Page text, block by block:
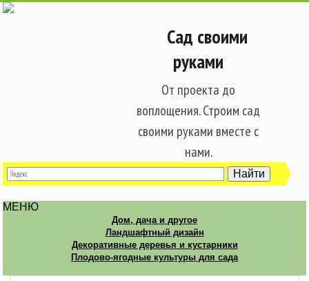
Сад своими
руками
От проекта до
воплощения. Строим сад
своими руками вместе с
нами.
МЕНЮ
Дом, дача и другое
Ландшафтный дизайн
Декоративные деревья и кустарники
Плодово-ягодные культуры для сада